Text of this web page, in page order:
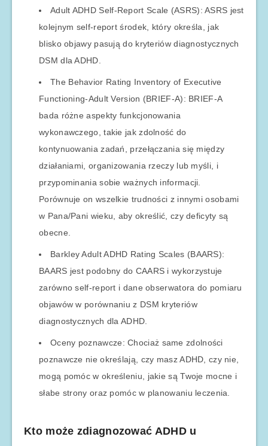
Adult ADHD Self-Report Scale (ASRS): ASRS jest
kolejnym self-report środek, który określa, jak
blisko objawy pasują do kryteriów diagnostycznych
DSM dla ADHD.
The Behavior Rating Inventory of Executive
Functioning-Adult Version (BRIEF-A): BRIEF-A
bada różne aspekty funkcjonowania
wykonawczego, takie jak zdolność do
kontynuowania zadań, przełączania się między
działaniami, organizowania rzeczy lub myśli, i
przypominania sobie ważnych informacji.
Porównuje on wszelkie trudności z innymi osobami
w Pana/Pani wieku, aby określić, czy deficyty są
obecne.
Barkley Adult ADHD Rating Scales (BAARS):
BAARS jest podobny do CAARS i wykorzystuje
zarówno self-report i dane obserwatora do pomiaru
objawów w porównaniu z DSM kryteriów
diagnostycznych dla ADHD.
Oceny poznawcze: Chociaż same zdolności
poznawcze nie określają, czy masz ADHD, czy nie,
mogą pomóc w określeniu, jakie są Twoje mocne i
słabe strony oraz pomóc w planowaniu leczenia.
Kto może zdiagnozować ADHD u